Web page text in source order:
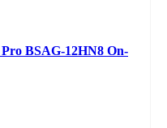
BSAG-12HN8 On-